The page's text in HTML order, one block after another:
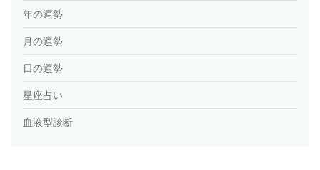
年の運勢
月の運勢
日の運勢
星座占い
血液型診断